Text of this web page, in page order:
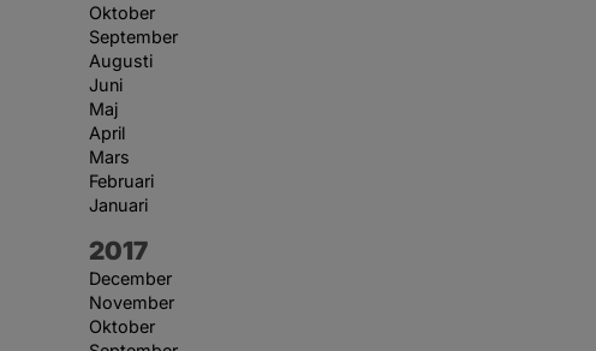
Oktober
September
Augusti
Juni
Maj
April
Mars
Februari
Januari
År:
2017
December
November
Oktober